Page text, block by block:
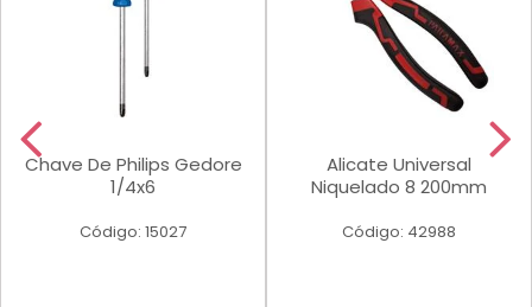
Chave De Philips Gedore
1/4x6
Código: 15027
Alicate Universal
Niquelado 8 200mm
Código: 42988